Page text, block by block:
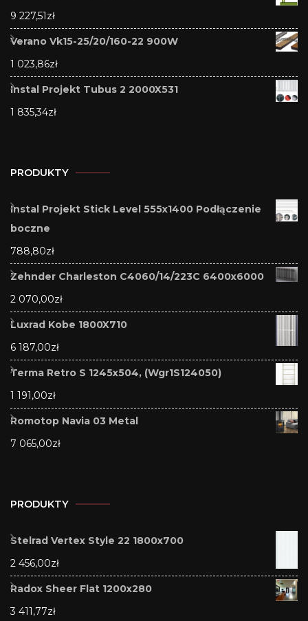
9 227,51zł
Verano Vk15-25/20/160-22 900W
1 023,86zł
Instal Projekt Tubus 2 2000X531
1 835,34zł
PRODUKTY
Instal Projekt Stick Level 555x1400 Podłączenie
boczne
788,80zł
Zehnder Charleston C4060/14/223C 6400x6000
2 070,00zł
Luxrad Kobe 1800X710
6 187,00zł
Terma Retro S 1245x504, (Wgr1S124050)
1 191,00zł
Romotop Navia 03 Metal
7 065,00zł
PRODUKTY
Stelrad Vertex Style 22 1800x700
2 456,00zł
Radox Sheer Flat 1200x280
3 411,77zł